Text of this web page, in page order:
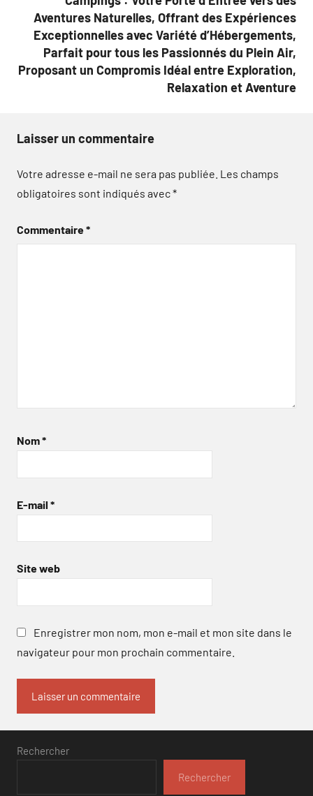
Aventures Naturelles, Offrant des Expériences
Exceptionnelles avec Variété d’Hébergements,
Parfait pour tous les Passionnés du Plein Air,
Proposant un Compromis Idéal entre Exploration,
Relaxation et Aventure
Laisser un commentaire
Votre adresse e-mail ne sera pas publiée. Les champs
obligatoires sont indiqués avec*
Commentaire*
Nom*
E-mail *
Site web
Enregistrer mon nom, mon e-mail et mon site dans le
navigateur pour mon prochain commentaire.
Rechercher
Rechercher